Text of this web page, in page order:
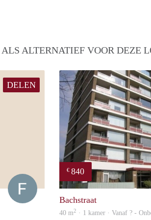
ALS ALTERNATIEF VOOR DEZE
DELEN
€ 840
Bachstraat
40 m2 · 1 kamer · Vanaf ? -